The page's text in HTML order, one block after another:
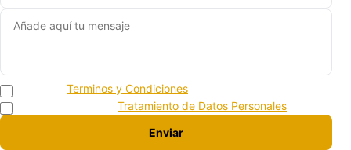
Terminos y Condiciones
Tratamiento de Datos Personales
Enviar